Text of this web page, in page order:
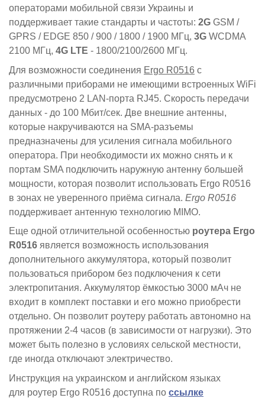
операторами мобильной связи Украины и
поддерживает такие стандарты и частоты: 2G GSM /
GPRS / EDGE 850 / 900 / 1800 / 1900 МГц, 3G WCDMA
2100 МГц, 4G LTE - 1800/2100/2600 МГц.
Для возможности соединения Ergo R0516 с
различными приборами не имеющими встроенных WiFi
предусмотрено 2 LAN-порта RJ45. Скорость передачи
данных - до 100 Мбит/сек. Две внешние антенны,
которые накручиваются на SMA-разъемы
предназначены для усиления сигнала мобильного
оператора. При необходимости их можно снять и к
портам SMA подключить наружную антенну большей
мощности, которая позволит использовать Ergo R0516
в зонах не уверенного приёма сигнала. Ergo R0516
поддерживает антенную технологию MIMO.
Еще одной отличительной особенностью роутера Ergo
R0516 является возможность использования
дополнительного аккумулятора, который позволит
пользоваться прибором без подключения к сети
электропитания. Аккумулятор ёмкостью 3000 мАч не
входит в комплект поставки и его можно приобрести
отдельно. Он позволит роутеру работать автономно на
протяжении 2-4 часов (в зависимости от нагрузки). Это
может быть полезно в условиях сельской местности,
где иногда отключают электричество.
Инструкция на украинском и английском языках
для роутер Ergo R0516 доступна по ссылке